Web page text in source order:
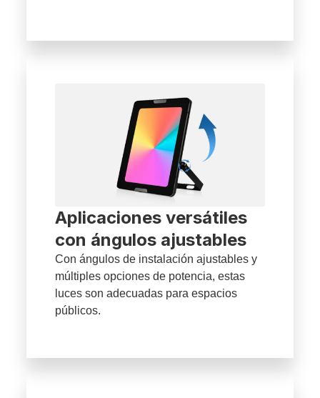
Aplicaciones versátiles
con ángulos ajustables
Con ángulos de instalación ajustables y
múltiples opciones de potencia, estas
luces son adecuadas para espacios
públicos.